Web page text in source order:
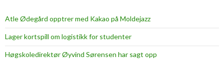
æ
r
a
o
Atle Ødegård opptrer med Kakao på Moldejazz
Lager kortspill om logistikk for studenter
Høgskoledirektør Øyvind Sørensen har sagt opp